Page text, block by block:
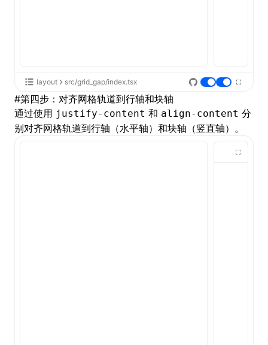
layout src/grid_gap/index.tsx
#第四步：对齐网格轨道到行轴和块轴
通过使用 justify-content 和 align-content 分
别对齐网格轨道到行轴（水平轴）和块轴（竖直轴）。